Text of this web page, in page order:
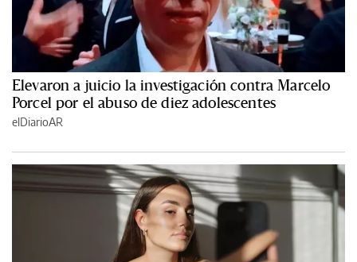
Elevaron a juicio la investigación contra Marcelo
Porcel por el abuso de diez adolescentes
elDiarioAR